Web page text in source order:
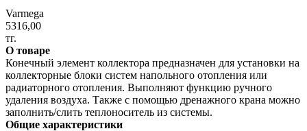
Varmega
5316,00
тг.
О товаре
Конечный элемент коллектора предназначен для установки на
коллекторные блоки систем напольного отопления или
радиаторного отопления. Выполняют функцию ручного
удаления воздуха. Также с помощью дренажного крана можно
заполнить/слить теплоноситель из системы.
Общие характеристики